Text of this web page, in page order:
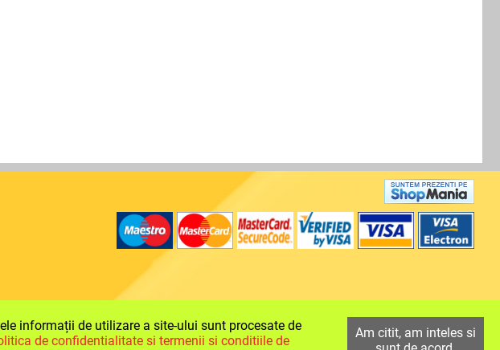
informații de utilizare a site-ului sunt procesate de
de confidentialitate si termenii si conditiile de
Am citit, am inteles si